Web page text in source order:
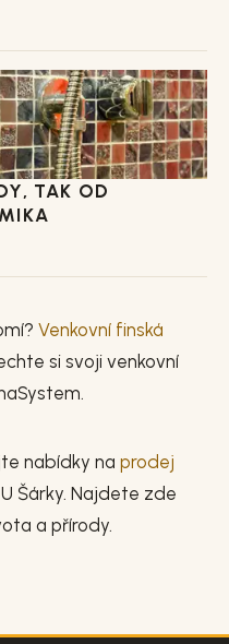
TAK OD
Venkovní finská
si svoji venkovní
nabídky na prodej
Šárky. Najdete zde
a přírody.